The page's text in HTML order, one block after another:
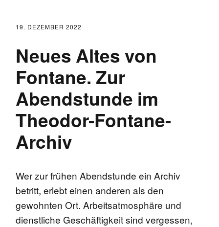
19. DEZEMBER 2022
Neues Altes von
Fontane. Zur
Abendstunde im
Theodor-Fontane-
Archiv
Wer zur frühen Abendstunde ein Archiv
betritt, erlebt einen anderen als den
gewohnten Ort. Arbeitsatmosphäre und
dienstliche Geschäftigkeit sind vergessen,